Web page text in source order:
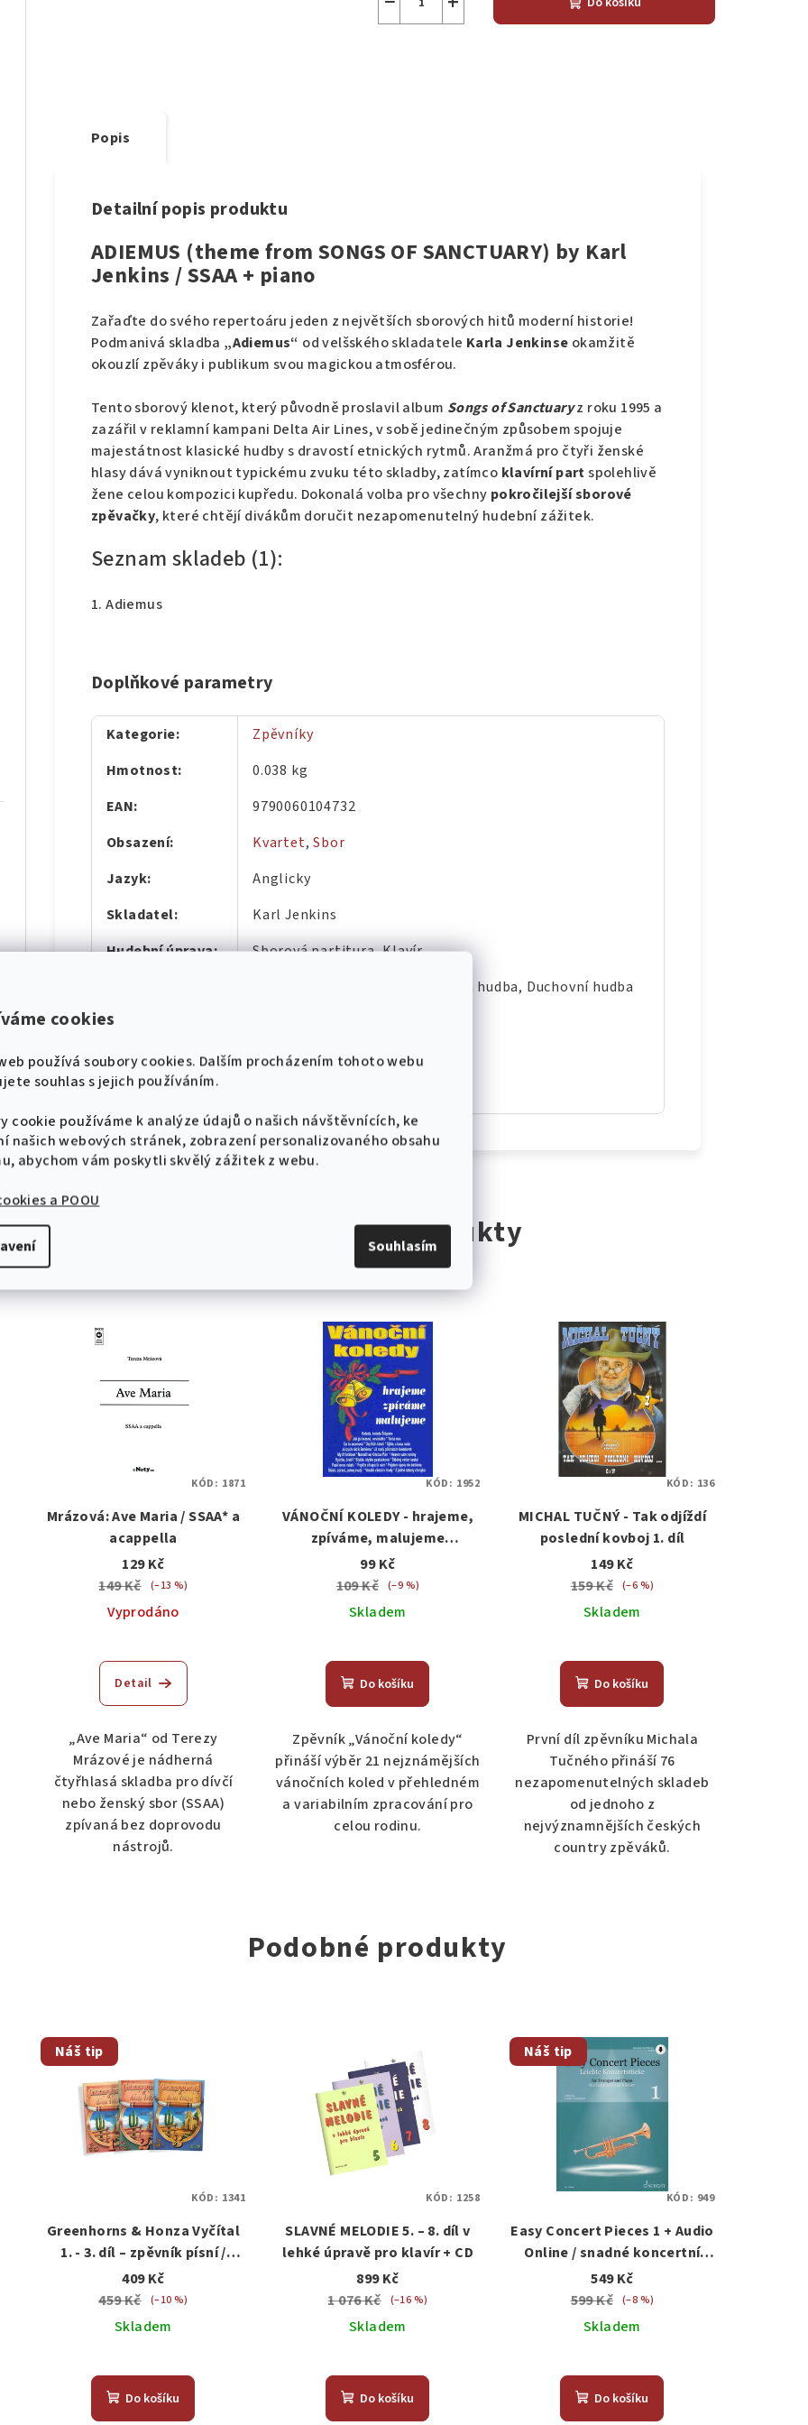
cookies
používá soubory cookies. Dalším procházením tohoto webu
souhlas s jejich používáním.
cookie používáme k analýze údajů o našich návštěvnících, ke
našich webových stránek, zobrazení personalizovaného obsahu
abychom vám poskytli skvělý zážitek z webu.
a POOU
Souhlasím
klavír
Popis
Detailní popis produktu
ADIEMUS (theme from SONGS OF SANCTUARY) by Karl
Jenkins / SSAA + piano
Zařaďte do svého repertoáru jeden z největších sborových hitů moderní historie!
Podmanivá skladba „Adiemus“ od velšského skladatele Karla Jenkinse okamžitě
okouzlí zpěváky i publikum svou magickou atmosférou.
Tento sborový klenot, který původně proslavil album Songs of Sanctuaryz roku 1995 a
zazářil v reklamní kampani Delta Air Lines, v sobě jedinečným způsobem spojuje
majestátnost klasické hudby s dravostí etnických rytmů. Aranžmá pro čtyři ženské
hlasy dává vyniknout typickému zvuku této skladby, zatímco klavírní partspolehlivě
žene celou kompozici kupředu. Dokonalá volba pro všechny pokročilejší sborové
zpěvačky, které chtějí divákům doručit nezapomenutelný hudební zážitek.
Seznam skladeb (1):
1. Adiemus
Doplňkové parametry
Kategorie:
Zpěvníky
Hmotnost:
0.038 kg
EAN:
9790060104732
Obsazení: Kvartet,Sbor
Jazyk:
Anglicky
Skladatel:
Karl Jenkins
Hudební úprava:
Sborová partitura, Klavír
Muzikál, Film, Televize, Klasická hudba, Duchovní hudba
Počet stránek
Počet skladeb:
1
Vazba
Související produkty
Mrázová: Ave Maria / SSAA* a
acappella
129 Kč
149 Kč
(–13 %)
Vyprodáno
Detail
„Ave Maria“ od Terezy
Mrázové je nádherná
čtyřhlasá skladba pro dívčí
nebo ženský sbor (SSAA)
zpívaná bez doprovodu
nástrojů.
KÓD: 1871
VÁNOČNÍ KOLEDY - hrajeme,
zpíváme, malujeme
zpěv/akordy
99 Kč
109 Kč (–9 %)
Skladem
Do košíku
Zpěvník „Vánoční koledy“
přináší výběr 21 nejznámějších
vánočních koled v přehledném
a variabilním zpracování pro
celou rodinu.
KÓD: 1952
MICHAL TUČNÝ - Tak odjíždí
poslední kovboj 1. díl
149 Kč
159 Kč (–6 %)
Skladem
hodnocení
produktu
je
5,0
5
hvězdiček.
Do košíku
První díl zpěvníku Michala
Tučného přináší 76
nezapomenutelných skladeb
od jednoho z
nejvýznamnějších českých
country zpěváků.
KÓD: 136
Podobné produkty
Náš tip
Greenhorns & Honza Vyčítal
1. - 3. díl – zpěvník písní /
akordy
409 Kč
459 Kč
(–10 %)
Skladem
Do košíku
KÓD: 1341
SLAVNÉ MELODIE 5. – 8. díl v
lehké úpravě pro klavír + CD
899 Kč
1 076 Kč
(–16 %)
Skladem
hodnocení
produktu
Do košíku
KÓD: 1258
Náš tip
Easy Concert Pieces 1 + Audio
Online / snadné koncertní
skladby pro trumpetu a klavír
549 Kč
599 Kč (–8 %)
Skladem
hodnocení
produktu
Do košíku
KÓD: 949